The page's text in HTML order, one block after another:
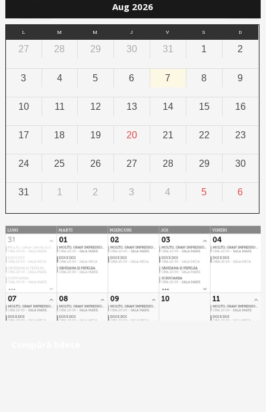
Aug 2026
L M M J V S D
27 28 29 30 31 1 2
3 4 5 6 7 8 9
10 11 12 13 14 15 16
17 18 19 20 21 22 23
24 25 26 27 28 29 30
31 1 2 3 4 5 6
Calendar